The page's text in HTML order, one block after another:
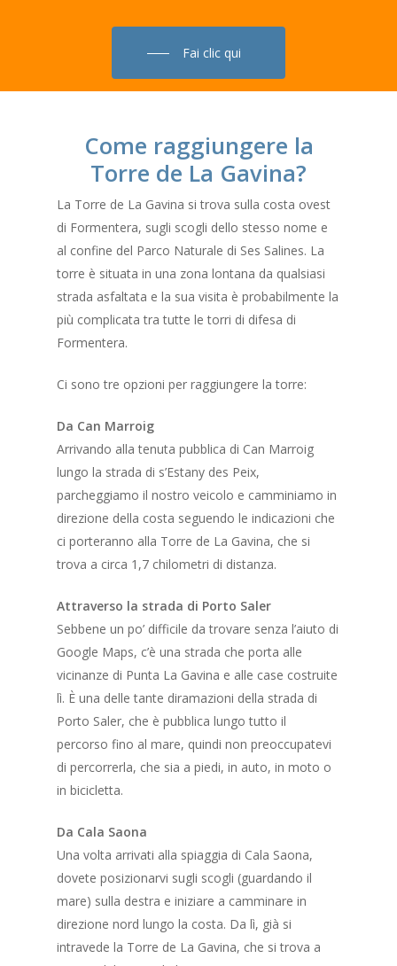
Fai clic qui
Come raggiungere la
Torre de La Gavina?
La Torre de La Gavina si trova sulla costa ovest
di Formentera, sugli scogli dello stesso nome e
al confine del Parco Naturale di Ses Salines. La
torre è situata in una zona lontana da qualsiasi
strada asfaltata e la sua visita è probabilmente la
più complicata tra tutte le torri di difesa di
Formentera.
Ci sono tre opzioni per raggiungere la torre:
Da Can Marroig
Arrivando alla tenuta pubblica di Can Marroig
lungo la strada di s’Estany des Peix,
parcheggiamo il nostro veicolo e camminiamo in
direzione della costa seguendo le indicazioni che
ci porteranno alla Torre de La Gavina, che si
trova a circa 1,7 chilometri di distanza.
Attraverso la strada di Porto Saler
Sebbene un po’ difficile da trovare senza l’aiuto di
Google Maps, c’è una strada che porta alle
vicinanze di Punta La Gavina e alle case costruite
lì. È una delle tante diramazioni della strada di
Porto Saler, che è pubblica lungo tutto il
percorso fino al mare, quindi non preoccupatevi
di percorrerla, che sia a piedi, in auto, in moto o
in bicicletta.
Da Cala Saona
Una volta arrivati ​​alla spiaggia di Cala Saona,
dovete posizionarvi sugli scogli (guardando il
mare) sulla destra e iniziare a camminare in
direzione nord lungo la costa. Da lì, già si
intravede la Torre de La Gavina, che si trova a